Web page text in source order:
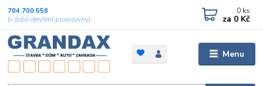
Menu
704 700 558
(v době otevření provozovny)
0 ks
za 0 Kč